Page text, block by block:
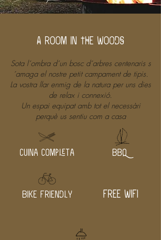
A ROOM IN THE WOODS
Sota l´ombra d´un bosc d´arbres centenaris s
´amaga el nostre petit campament de tipis.
La vostra llar enmig de la natura per uns dies
de relax i connexió.
Un espai equipat amb tot el necessàri
perquè us sentiu com a casa
cuina completa BBQ
FREE WIFI
BIKE FRIENDLY